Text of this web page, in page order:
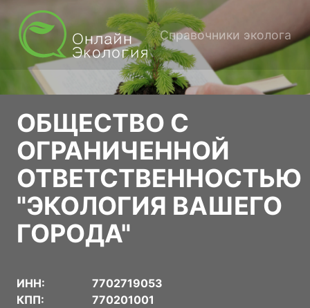
Справочники эколога
ОБЩЕСТВО С
ОГРАНИЧЕННОЙ
ОТВЕТСТВЕННОСТЬЮ
"ЭКОЛОГИЯ ВАШЕГО
ГОРОДА"
ИНН:
7702719053
КПП:
770201001